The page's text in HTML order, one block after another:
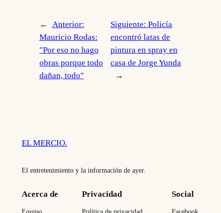
←
Anterior:
Mauricio Rodas:
"Por eso no hago
obras porque todo
dañan, todo"
Siguiente:Policía
encontró latas de
pintura en spray en
casa de Jorge Yunda
→
EL MERCIO.
El entretenimiento y la información de ayer.
Acerca de Privacidad Social